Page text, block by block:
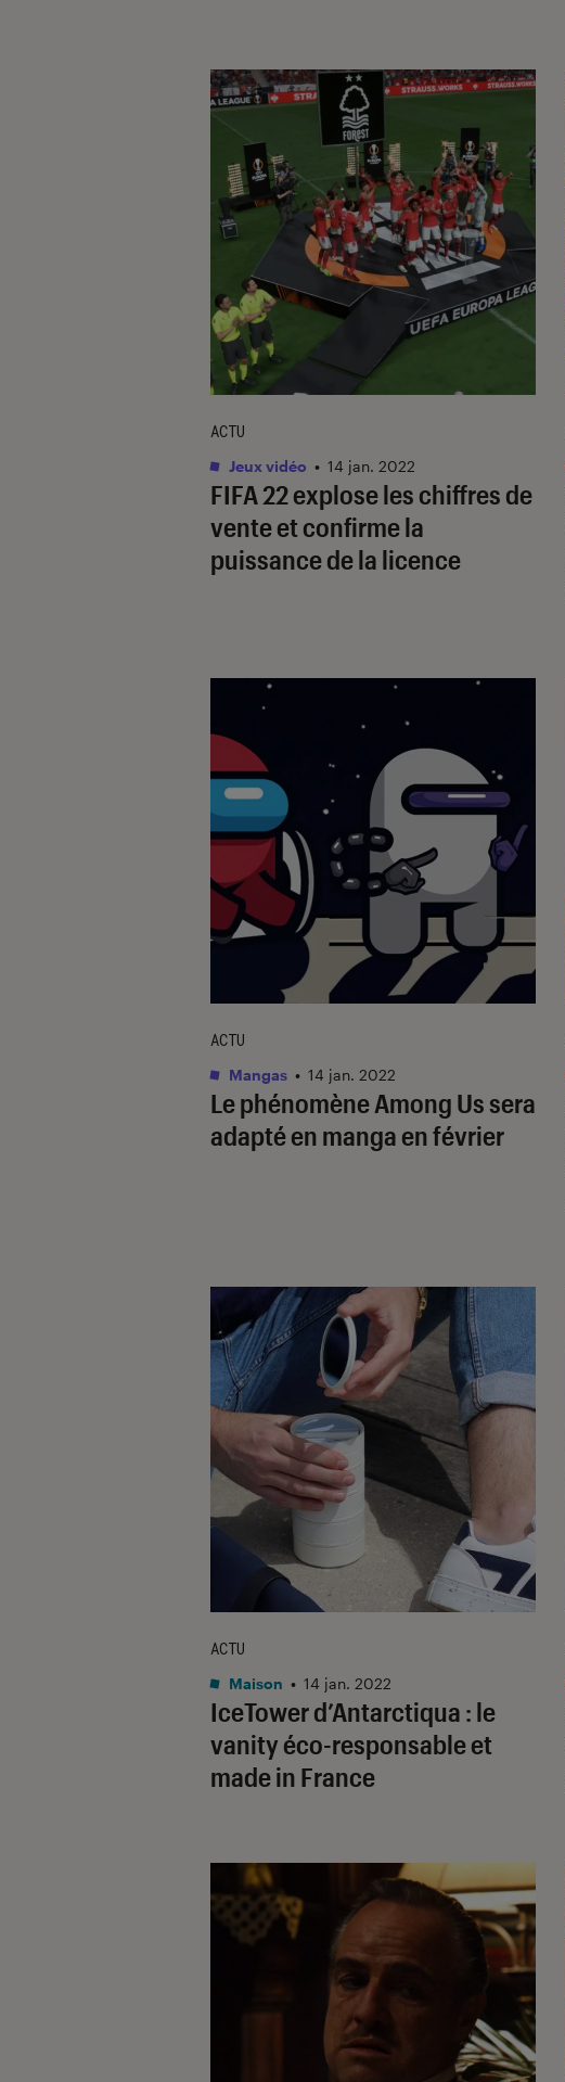
FIFA 22explose les chiffres de
vente et confirme la
puissance de la licence
ACTU
Jeux vidéo • 14 jan. 2022
Le phénomèneAmong Ussera
adapté en manga en février
ACTU
Mangas • 14 jan. 2022
IceTower d’Antarctiqua : le
vanity éco-responsable et
made in France
ACTU
Maison • 14 jan. 2022